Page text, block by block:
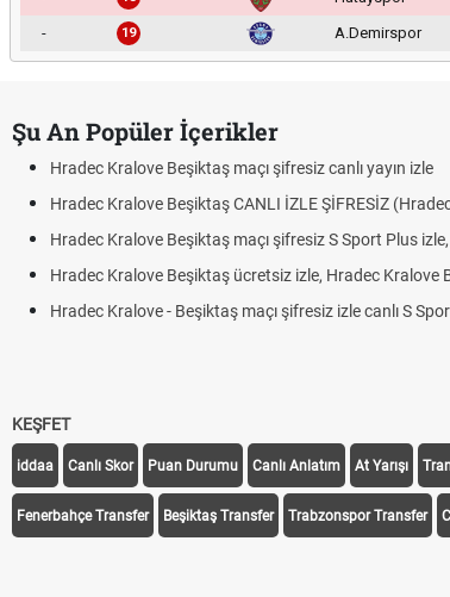
-
19 A.Demirspor
Şu An Popüler İçerikler
Hradec Kralove Beşiktaş maçı şifresiz canlı yayın izle
Hradec Kralove Beşiktaş CANLI İZLE ŞİFRESİZ
Hradec Kralove Beşiktaş maçı şifresiz S Sport Plus
Hradec Kralove Beşiktaş ücretsiz izle, Hradec Kralove
Hradec Kralove - Beşiktaş maçı şifresiz izle canlı S
KEŞFET
iddaa Canlı Skor Puan Durumu Canlı Anlatım At Yarışı
Fenerbahçe Transfer Beşiktaş Transfer Trabzonspor Transfer